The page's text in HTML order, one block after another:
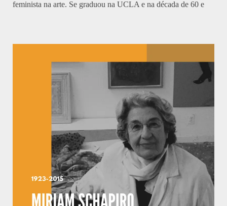
feminista na arte. Se graduou na UCLA e na década de 60 e